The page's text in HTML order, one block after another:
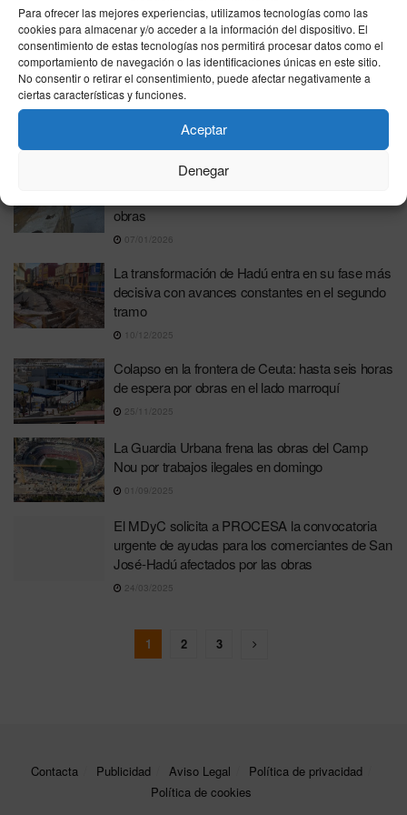
Para ofrecer las mejores experiencias, utilizamos tecnologías como las
cookies para almacenar y/o acceder a la información del dispositivo. El
consentimiento de estas tecnologías nos permitirá procesar datos como el
comportamiento de navegación o las identificaciones únicas en este sitio.
No consentir o retirar el consentimiento, puede afectar negativamente a
ciertas características y funciones.
Aceptar
Denegar
Ceuta acomete la mejora integral del Paseo de la
Marina con nuevas obras de acerado
15/01/2026
Las obras de rehabilitación en Juan XXIII vuelven
Los vecinos del Príncipe Felipe atribuyen las
obras
07/01/2026
La transformación de Hadú entra en su fase más
decisiva con avances constantes en el segundo
tramo
10/12/2025
Colapso en la frontera de Ceuta: hasta seis horas
de espera por obras en el lado marroquí
25/11/2025
La Guardia Urbana frena las obras del Camp
Nou por trabajos ilegales en domingo
01/09/2025
El MDyC solicita a PROCESA la convocatoria
urgente de ayudas para los comerciantes de San
José-Hadú afectados por las obras
24/03/2025
1 2 3
Contacta Publicidad Aviso Legal
Política de privacidad
Política de cookies